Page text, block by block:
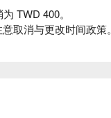
TWD 400。
取消与更改时间政策。